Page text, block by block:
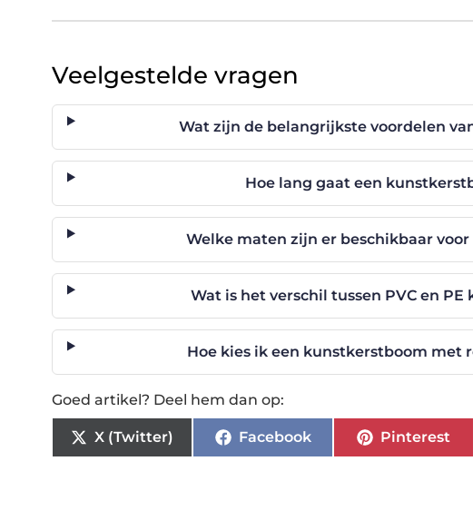
Veelgestelde vragen
Wat zijn de belangrijkste voordelen
Hoe lang gaat een
Welke maten zijn er beschikbaar
Wat is het verschil tussen PVC en
Hoe kies ik een kunstkerstboom met
Goed artikel? Deel hem dan op:
X (Twitter) Facebook Pinterest